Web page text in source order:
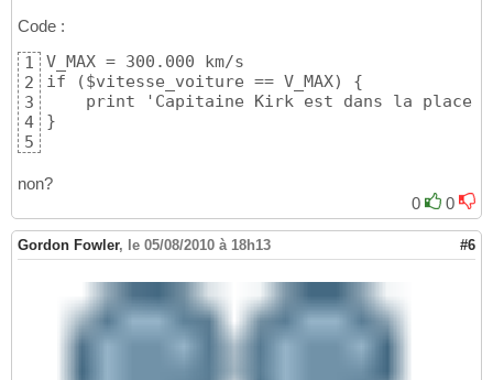
Code :
1
2
3
4
5
V_MAX = 300.000 km/s
if ($vitesse_voiture == V_MAX) {
print 'Capitaine Kirk est dans la
}
non?
0
0
Gordon Fowler, le 05/08/2010 à 18h13 #6